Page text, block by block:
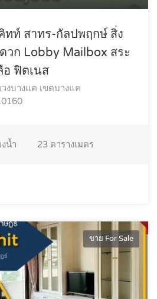
ทท์ สาทร-กัลปพฤกษ์ สิ่ง
วก Lobby Mailbox สระ
อ ฟิตเนส
งบางแค เขตบางแค
น้ำ 23 ตารางเมตร
ขาย For Sale